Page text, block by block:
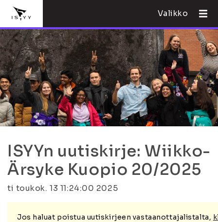
Valikko
ISYYn uutiskirje: Wiikko-
Ärsyke Kuopio 20/2025
ti toukok. 13 11:24:00 2025
Jos haluat poistua uutiskirjeen vastaanottajalistalta,